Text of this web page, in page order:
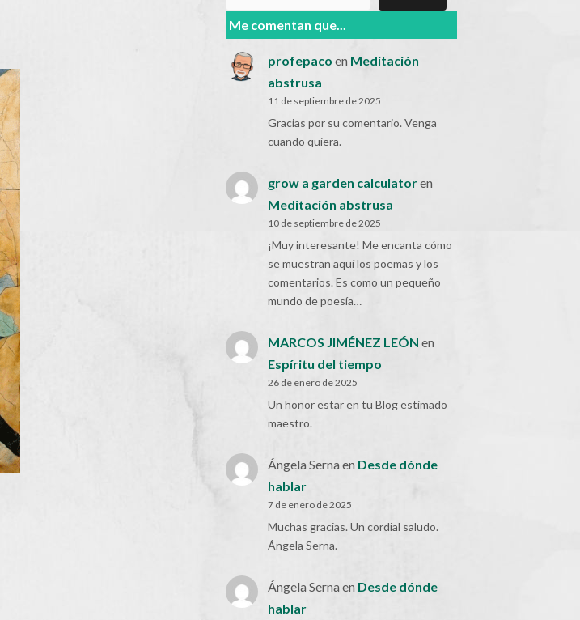
Me comentan que...
profepaco en Meditación
abstrusa
11 de septiembre de 2025
Gracias por su comentario. Venga
cuando quiera.
grow a garden calculatoren
Meditación abstrusa
10 de septiembre de 2025
¡Muy interesante! Me encanta cómo
se muestran aquí los poemas y los
comentarios. Es como un pequeño
mundo de poesía…
MARCOS JIMÉNEZ LEÓN en
Espíritu del tiempo
26 de enero de 2025
Un honor estar en tu Blog estimado
maestro.
Ángela Serna en Desde dónde
hablar
7 de enero de 2025
Muchas gracias. Un cordial saludo.
Ángela Serna.
Ángela Serna en Desde dónde
hablar